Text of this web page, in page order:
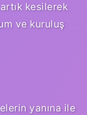
kesilerek
ve kuruluş
yanına ile